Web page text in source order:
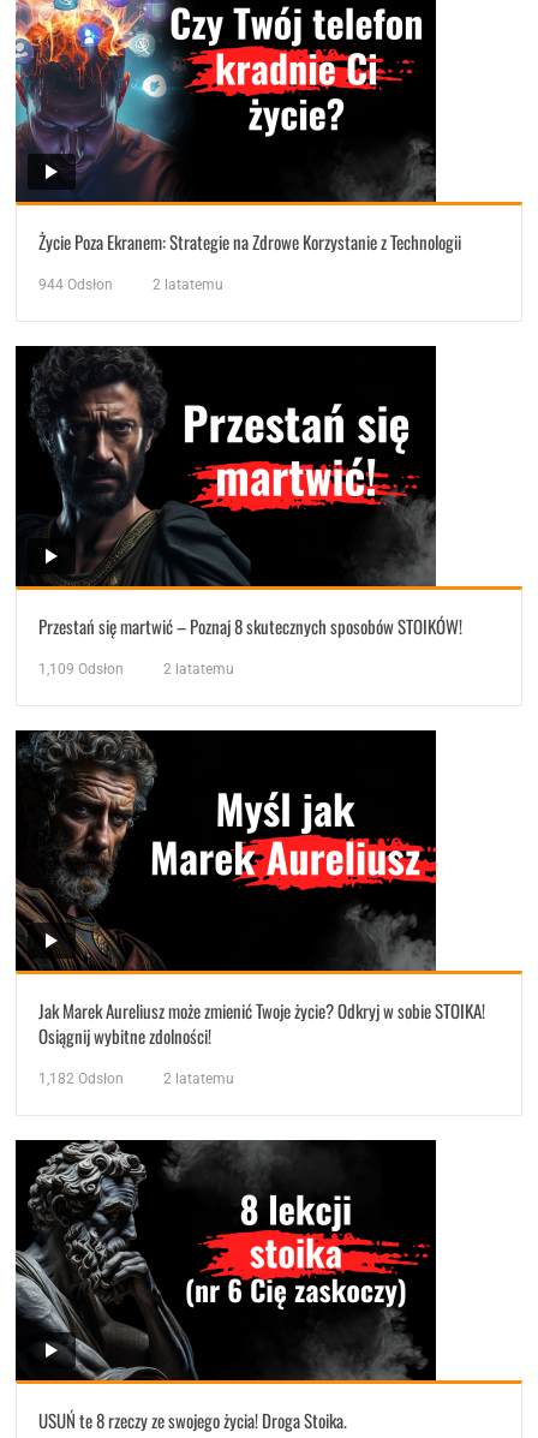
Życie Poza Ekranem: Strategie na Zdrowe Korzystanie z Technologii
944 Odsłon 2 latatemu
Przestań się martwić – Poznaj 8 skutecznych sposobów STOIKÓW!
1,109 Odsłon 2 latatemu
Jak Marek Aureliusz może zmienić Twoje życie? Odkryj w sobie STOIKA!
Osiągnij wybitne zdolności!
1,182 Odsłon 2 latatemu
USUŃ te 8 rzeczy ze swojego życia! Droga Stoika.